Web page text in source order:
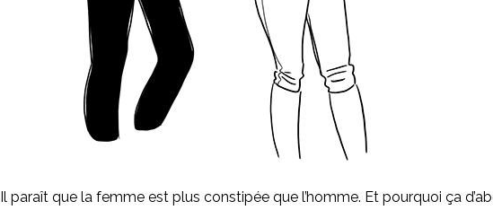
Il paraît que la femme est plus constipée que l’homme. Et pourquoi ça